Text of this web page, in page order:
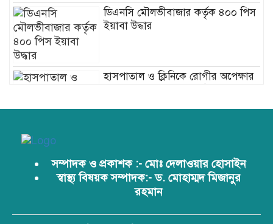
ডিএনসি মৌলভীবাজার কর্তৃক ৪০০ পিস
ইয়াবা উদ্ধার
হাসপাতাল ও ক্লিনিকে রোগীর অপেক্ষার
বাংলাদেশের টিকা নিরাপত্তা ও স্বাস্থ্য
সার্বভৌমত্ব: এখনই দেশীয় ভ্যাকসিন
সম্পাদক ও প্রকাশক :- মোঃ দেলাওয়ার হোসাইন
স্বাস্থ্য বিষয়ক সম্পাদক:- ড. মোহাম্মদ মিজানুর
রহমান